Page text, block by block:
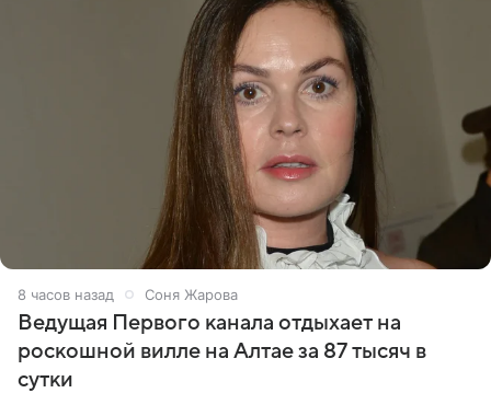
8 часов назад Соня Жарова
Ведущая Первого канала отдыхает на
роскошной вилле на Алтае за 87 тысяч в
сутки